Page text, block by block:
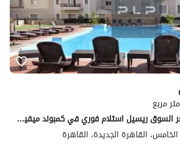
استديو للبيع اقل من سعر السوق ريسيل استلام فوري في كمبوند ميفيدا التجمع الخامس الجولدن سكوير بفيو مباشر علي لاند سكيب برايم لوكيشن
القاهرة الجديدة، القاهرة